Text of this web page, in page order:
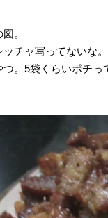
。
チャ写ってないな。
つ。5袋くらいポチ